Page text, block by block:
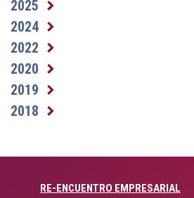
2025
2024
2022
2020
2019
2018
RE-ENCUENTRO EMPRESARIAL